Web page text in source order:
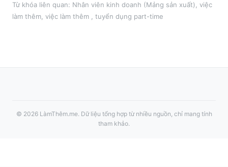
Từ khóa liên quan: Nhân viên kinh doanh (Mảng sản xuất) việc
làm thêm , việc làm thêm , tuyển dụng part-time
© 2026 LàmThêm.me. Dữ liệu tổng hợp từ nhiều nguồn, chỉ mang tính
tham khảo.